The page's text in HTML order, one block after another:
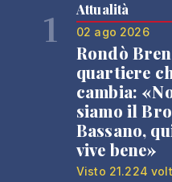
1 Attualità
02 ago 2026
Rondò
quartiere
cambia:
siamo il
Bassano,
vive bene»
Visto 21.224